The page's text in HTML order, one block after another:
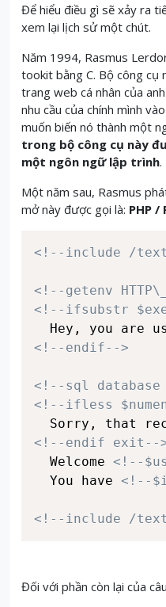
Để hiểu điều gì sẽ xảy ra
xem lại lịch sử một chút.
Năm 1994, Rasmus
tookit bằng C. Bộ công cụ
trang web cá nhân của
nhu cầu của chính mình
muốn biến nó thành một
trong bộ công cụ này
một ngôn ngữ lập trình.
Một năm sau, Rasmus
mở này được gọi là: PHP /
<!--include /
<!--getenv
<!--ifsubstr
Hey, you are
<!--endif-->
<!--sql
<!--ifless
Sorry, that
<!--endif exit--
  Welcome
<!--
  You have
<!--
<!--include /
Đối với phần còn lại của